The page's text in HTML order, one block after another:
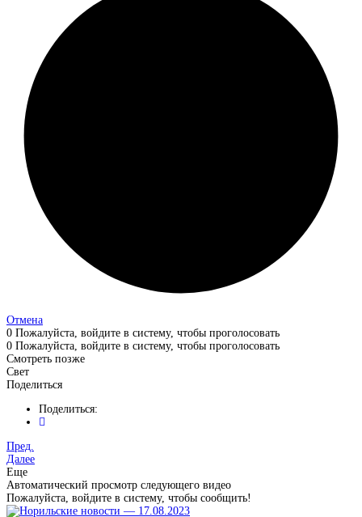
Отмена
0 Пожалуйста, войдите в систему, чтобы проголосовать
0 Пожалуйста, войдите в систему, чтобы проголосовать
Смотреть позже
Свет
Поделиться
Поделиться:
Пред.
Далее
Еще
Автоматический просмотр следующего видео
Пожалуйста, войдите в систему, чтобы сообщить!